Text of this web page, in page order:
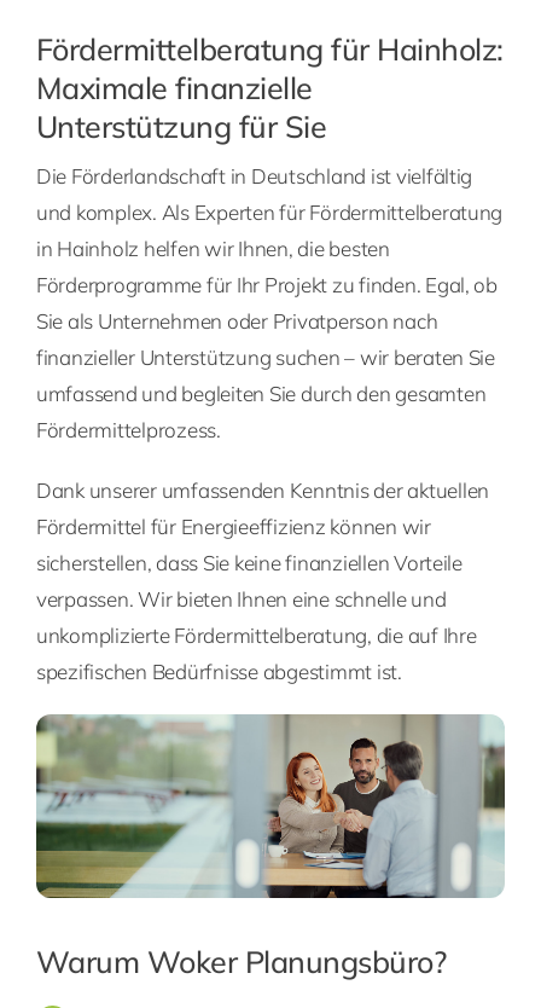
Fördermittelberatung für Hainholz:
Maximale finanzielle
Unterstützung für Sie
Die Förderlandschaft in Deutschland ist vielfältig
und komplex. Als Experten für Fördermittelberatung
in Hainholz helfen wir Ihnen, die besten
Förderprogramme für Ihr Projekt zu finden. Egal, ob
Sie als Unternehmen oder Privatperson nach
finanzieller Unterstützung suchen – wir beraten Sie
umfassend und begleiten Sie durch den gesamten
Fördermittelprozess.
Dank unserer umfassenden Kenntnis der aktuellen
Fördermittel für Energieeffizienz können wir
sicherstellen, dass Sie keine finanziellen Vorteile
verpassen. Wir bieten Ihnen eine schnelle und
unkomplizierte Fördermittelberatung, die auf Ihre
spezifischen Bedürfnisse abgestimmt ist.
Warum Woker Planungsbüro?